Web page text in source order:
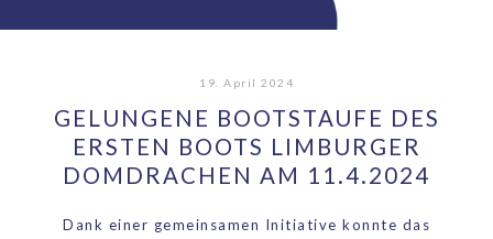
19. April 2024
GELUNGENE BOOTSTAUFE DES
ERSTEN BOOTS LIMBURGER
DOMDRACHEN AM 11.4.2024
Dank einer gemeinsamen Initiative konnte das